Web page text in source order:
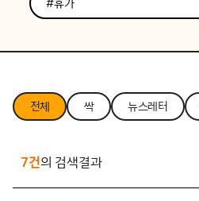
전체 싹 뉴스레터
7건의 검색결과